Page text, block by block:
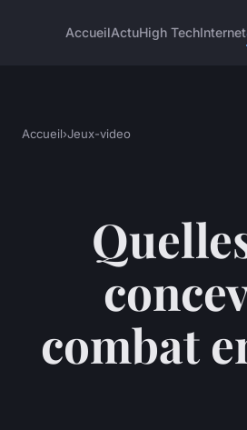
AccueilActuHigh TechInternet
Accueil›Jeux-video
combat